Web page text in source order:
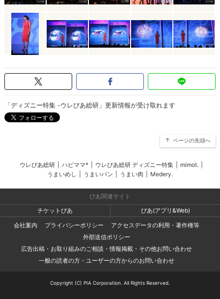
「ディズニー特集 -ウレぴあ総研」更新情報が受け取れます
ページの先頭へ
ウレぴあ総研 ハピママ* ウレぴあ総研 ディズニー特集 mimot.
うまいめし
うまいパン うまい肉 Medery.
ぴあ関連サイト
チケットぴあ
ぴあ(アプリ&Web)
会社案内
プライバシーポリシー
アクセスデータの利用・著作権等
外部送信ポリシー
広告出稿・お取り組みのご相談・情報掲載・その他お問い合わせ
一般の読者の方・ユーザーの方からのお問い合わせ
Copyright (C) PIA Corporation. All Rights Reserved.